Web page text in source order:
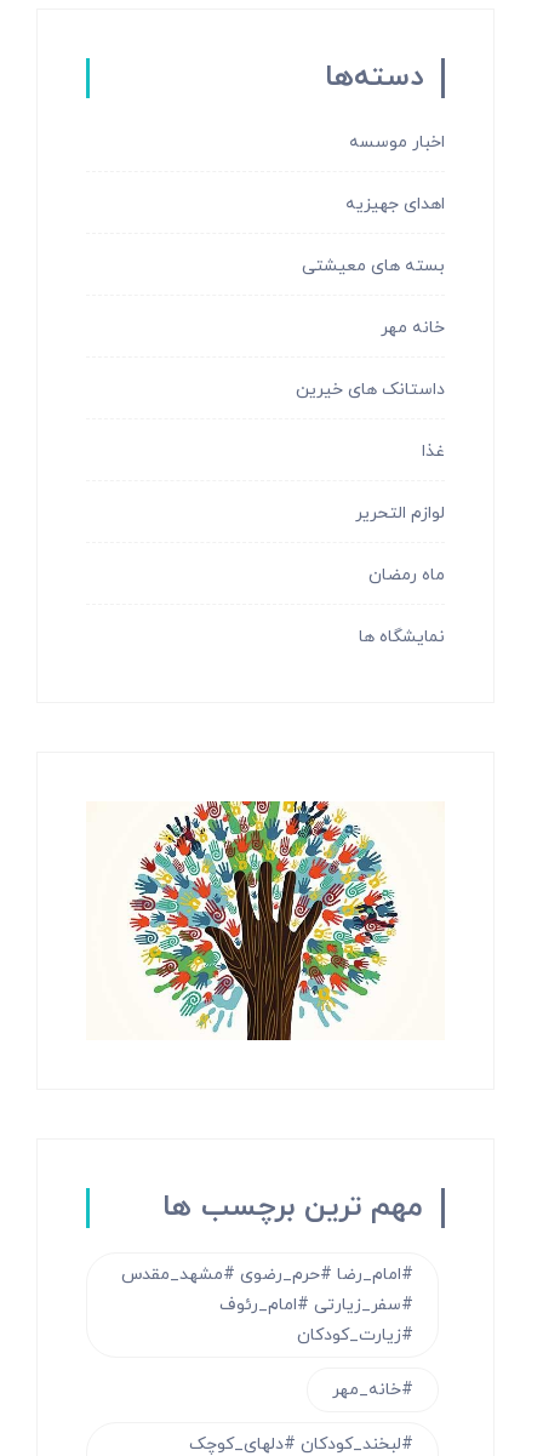
دسته‌ها
اخبار موسسه
اهدای جهیزیه
بسته های معیشتی
خانه مهر
داستانک های خیرین
غذا
لوازم التحریر
ماه رمضان
نمایشگاه ها
مهم ترین برچسب ها
#امام_رضا #حرم_رضوی #مشهد_مقدس
#سفر_زیارتی #امام_رئوف
#زیارت_کودکان
#خانه_مهر
#لبخند_کودکان #دلهای_کوچک